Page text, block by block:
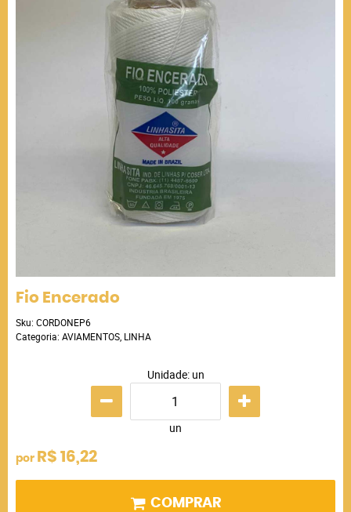
Fio Encerado
Sku: CORDONEP6
Categoria: AVIAMENTOS LINHA
Unidade: un
un
por R$ 16,22
COMPRAR